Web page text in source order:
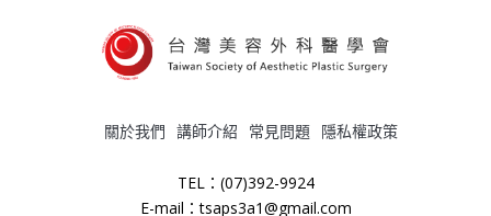
TEL：(07)392-9924
E-mail：tsaps3a1@gmail.com
關於我們 講師介紹 常見問題 隱私權政策